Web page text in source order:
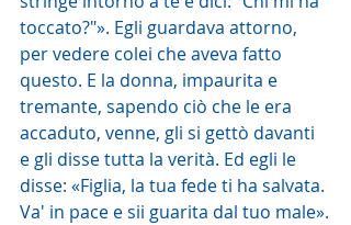
toccato?"». Egli guardava attorno,
per vedere colei che aveva fatto
questo. E la donna, impaurita e
tremante, sapendo ciò che le era
accaduto, venne, gli si gettò davanti
e gli disse tutta la verità. Ed egli le
disse: «Figlia, la tua fede ti ha salvata.
Va' in pace e sii guarita dal tuo male».